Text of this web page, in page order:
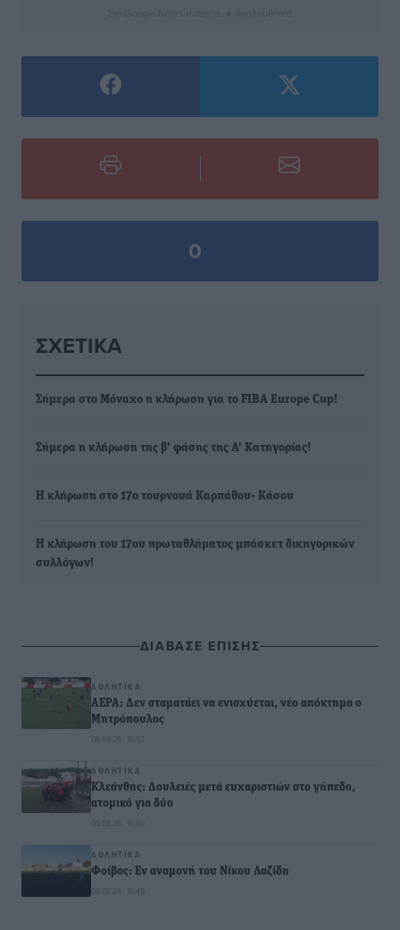
0
ΣΧΕΤΙΚΆ
Σήμερα στο Μόναχο η κλήρωση για το FIBA Europe Cup!
Σήμερα η κλήρωση της β' φάσης της Α' Κατηγορίας!
Η κλήρωση στο 17ο τουρνουά Καρπάθου- Κάσου
Η κλήρωση του 17ου πρωταθλήματος μπάσκετ δικηγορικών
συλλόγων!
ΔΙΑΒΑΣΕ ΕΠΙΣΗΣ
ΑΘΛΗΤΙΚΆ
ΑΕΡΑ: Δεν σταματάει να ενισχύεται, νέο απόκτημα ο
Μητρόπουλος
06.08.26 · 16:52
ΑΘΛΗΤΙΚΆ
Κλεάνθης: Δουλειές μετά ευχαριστιών στο γήπεδο,
ατομικό για δύο
06.08.26 · 16:50
ΑΘΛΗΤΙΚΆ
Φοίβος: Εν αναμονή του Νίκου Λαζίδη
06.08.26 · 16:49